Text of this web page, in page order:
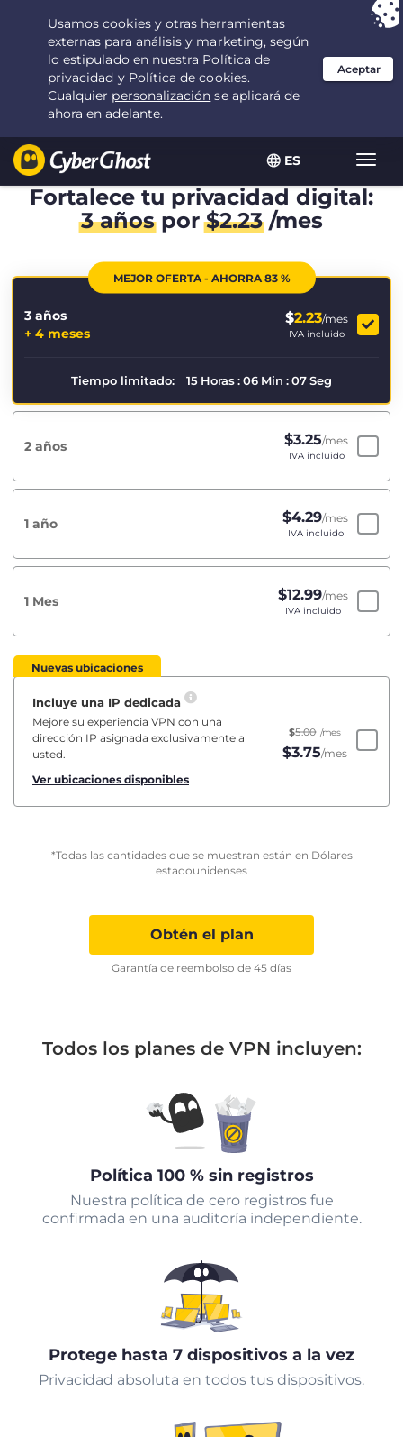
ES
Tu elección:la mejor ofertadurante 3.3333333333333 años por $
2.23 /mes
Fortalece tu privacidad digital:
3 añospor$2.23/mes
MEJOR OFERTA - AHORRA 83 %
3 años
+ 4 meses
$2.23/mes
IVA incluido
Tiempo limitado: 15 Horas:06 Min :07Seg
2 años $3.25/mes
IVA incluido
1 año $4.29/mes
IVA incluido
1 Mes $12.99/mes
IVA incluido
Nuevas ubicaciones
Incluye una IP dedicada
Mejore su experiencia VPN con una
dirección IP asignada exclusivamente a
usted.
Ver ubicaciones disponibles
$5.00 /mes
$3.75/mes
*Todas las cantidades que se muestran están en Dólares
estadounidenses
Obtén el plan
Garantía de reembolso de 45 días
Todos los planes de VPN incluyen:
Política 100 % sin registros
Nuestra política de cero registros fue
confirmada en una auditoría independiente.
Protege hasta 7 dispositivos a la vez
Privacidad absoluta en todos tus dispositivos.